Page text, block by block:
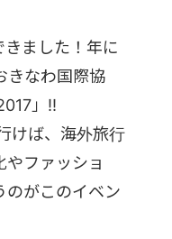
ました！年に
きなわ国際協
」!!
けば、海外旅行
やファッショ
のがこのイベン